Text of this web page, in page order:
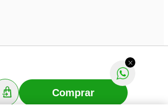
Comprar
físicas.
Shop S. A. CNPJ: 43.708.379/0001-
os Cookies